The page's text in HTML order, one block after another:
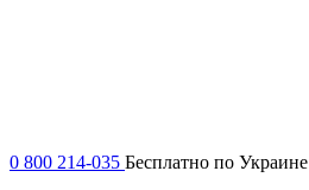
0 800 214-035 Бесплатно по Украине